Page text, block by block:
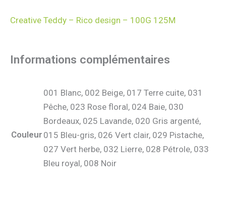
Creative Teddy – Rico design – 100G 125M
Informations complémentaires
Couleur
001 Blanc, 002 Beige, 017 Terre cuite, 031
Pêche, 023 Rose floral, 024 Baie, 030
Bordeaux, 025 Lavande, 020 Gris argenté,
015 Bleu-gris, 026 Vert clair, 029 Pistache,
027 Vert herbe, 032 Lierre, 028 Pétrole, 033
Bleu royal, 008 Noir